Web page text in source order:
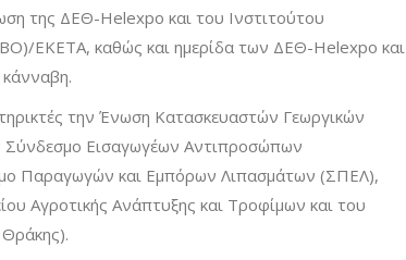
της ΔΕΘ-Helexpo και του Ινστιτούτου
ΕΚΕΤΑ, καθώς και ημερίδα των ΔΕΘ-Helexpo και
την Ένωση Κατασκευαστών Γεωργικών
Εισαγωγέων Αντιπροσώπων
Παραγωγών και Εμπόρων Λιπασμάτων (ΣΠΕΛ),
Αγροτικής Ανάπτυξης και Τροφίμων και του